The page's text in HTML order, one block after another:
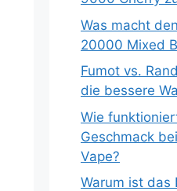
Was macht
20000 Mixed
Fumot vs.
die bessere
Wie
Geschmack
Vape?
Warum ist das